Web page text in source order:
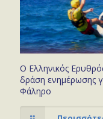
Ο Ελληνικός
δράση ενημέρωσης
Φάληρο